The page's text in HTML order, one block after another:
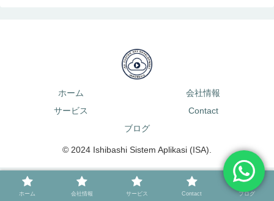
ホーム
会社情報
サービス
Contact
ブログ
© 2024 Ishibashi Sistem Aplikasi (ISA).
ホーム 会社情報 サービス Contact ブログ